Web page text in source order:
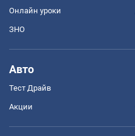
Онлайн уроки
ЗНО
Авто
Тест Драйв
Акции